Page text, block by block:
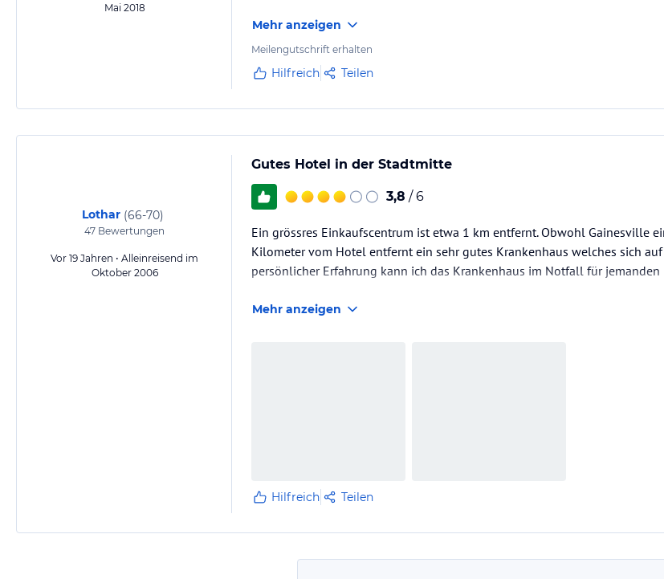
Mai 2018
Mehr anzeigen
Meilengutschrift erhalten
Hilfreich Teilen
Lothar (66-70)
47 Bewertungen
Vor 19 Jahren • Alleinreisend im
Oktober 2006
Gutes Hotel in der Stadtmitte
3,8 / 6
Ein grössres Einkaufscentrum ist etwa 1 km entfernt. Obwohl Gainesville
Kilometer vom Hotel entfernt ein sehr gutes Krankenhaus welches sich
persönlicher Erfahrung kann ich das Krankenhaus im Notfall für
Mehr anzeigen
Hilfreich Teilen